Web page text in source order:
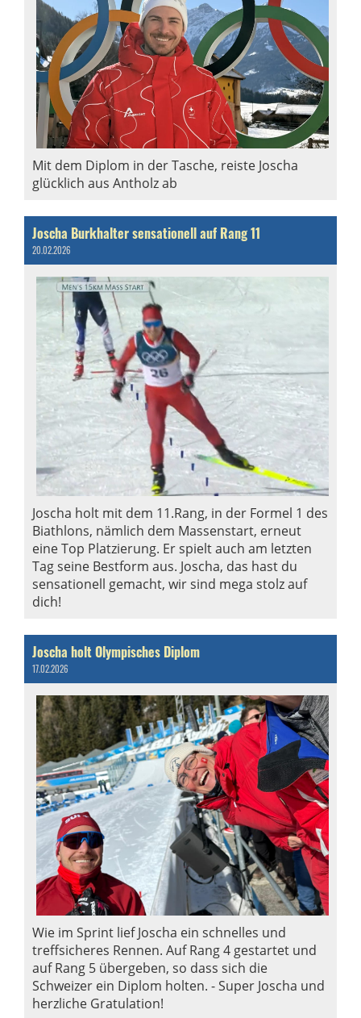
Mit dem Diplom in der Tasche, reiste Joscha
glücklich aus Antholz ab
Joscha Burkhalter sensationell auf Rang 11
20.02.2026
Joscha holt mit dem 11.Rang, in der Formel 1 des
Biathlons, nämlich dem Massenstart, erneut
eine Top Platzierung. Er spielt auch am letzten
Tag seine Bestform aus. Joscha, das hast du
sensationell gemacht, wir sind mega stolz auf
dich!
Joscha holt Olympisches Diplom
17.02.2026
Wie im Sprint lief Joscha ein schnelles und
treffsicheres Rennen. Auf Rang 4 gestartet und
auf Rang 5 übergeben, so dass sich die
Schweizer ein Diplom holten. - Super Joscha und
herzliche Gratulation!